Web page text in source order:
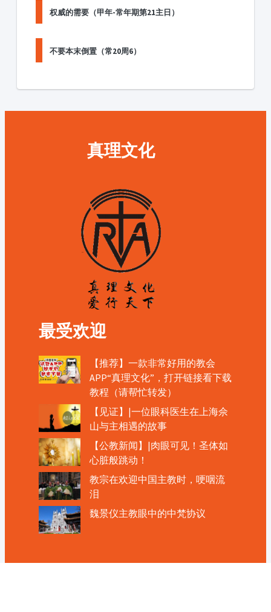
权威的需要（甲年-常年期第21主日）
不要本末倒置（常20周6）
真理文化
最受欢迎
【推荐】一款非常好用的教会
APP“真理文化”，打开链接看下载
教程（请帮忙转发）
【见证】|一位眼科医生在上海佘
山与主相遇的故事
【公教新闻】|肉眼可见！圣体如
心脏般跳动！
教宗在欢迎中国主教时，哽咽流
泪
魏景仪主教眼中的中梵协议